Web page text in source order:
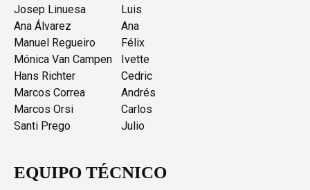
Josep Linuesa
Luis
Ana Álvarez
Ana
Manuel Regueiro
Félix
Mónica Van Campen
Ivette
Hans Richter
Cedric
Marcos Correa
Andrés
Marcos Orsi
Carlos
Santi Prego
Julio
EQUIPO TÉCNICO